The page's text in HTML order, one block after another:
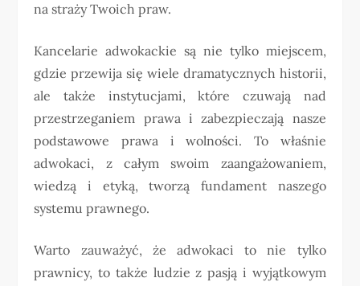
na straży Twoich praw.
Kancelarie adwokackie są nie tylko miejscem,
gdzie przewija się wiele dramatycznych historii,
ale także instytucjami, które czuwają nad
przestrzeganiem prawa i zabezpieczają nasze
podstawowe prawa i wolności. To właśnie
adwokaci, z całym swoim zaangażowaniem,
wiedzą i etyką, tworzą fundament naszego
systemu prawnego.
Warto zauważyć, że adwokaci to nie tylko
prawnicy, to także ludzie z pasją i wyjątkowym